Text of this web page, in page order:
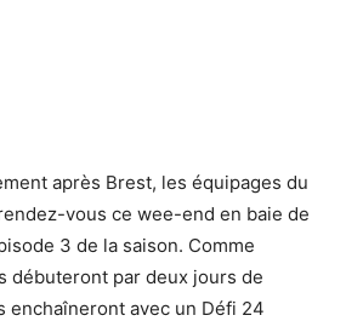
après Brest, les équipages du
vous ce wee-end en baie de
3 de la saison. Comme
débuteront par deux jours de
enchaîneront avec un Défi 24